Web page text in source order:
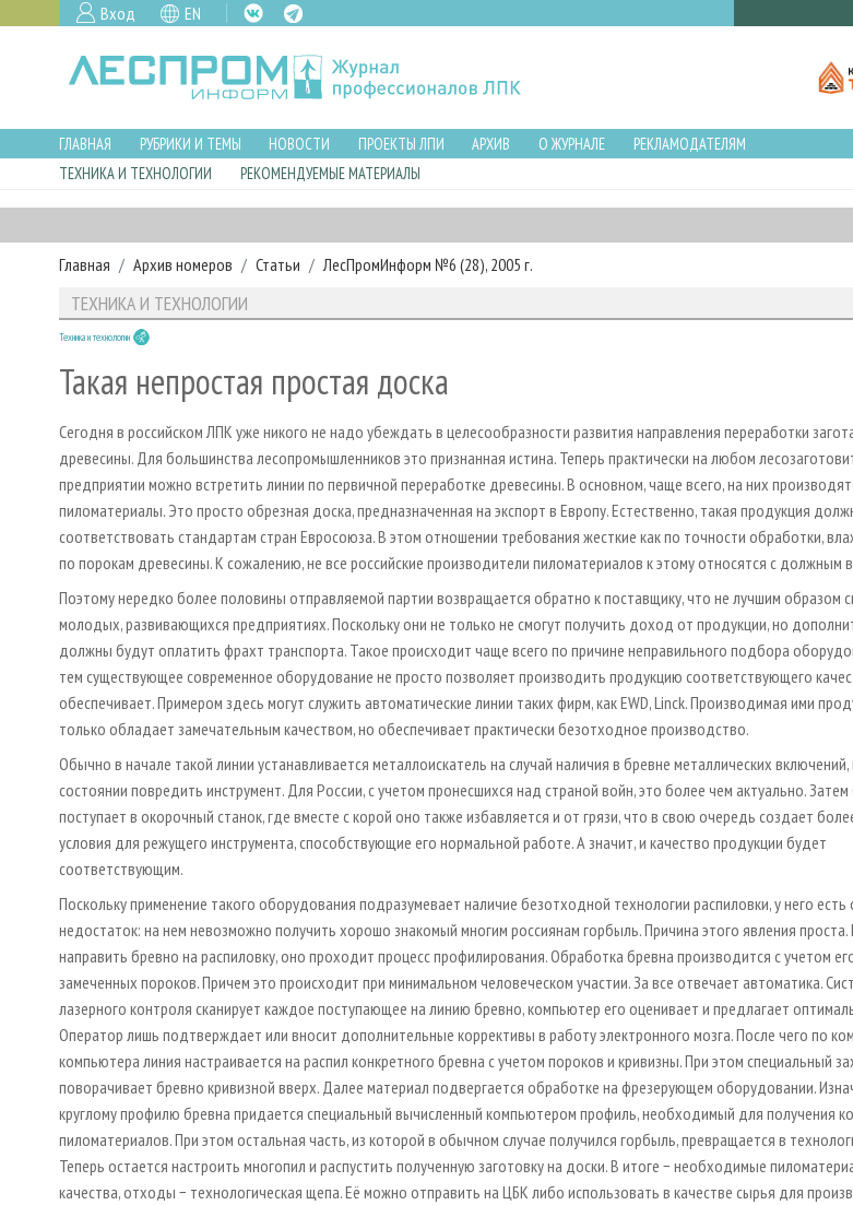
Вход EN
ГЛАВНАЯ РУБРИКИ И ТЕМЫ НОВОСТИ ПРОЕКТЫ ЛПИ АРХИВ О ЖУРНАЛЕ
РЕКЛАМОДАТЕЛЯМ
ТЕХНИКА И ТЕХНОЛОГИИ
РЕКОМЕНДУЕМЫЕ МАТЕРИАЛЫ
Главная Архив номеров Статьи ЛесПромИнформ №6 (28), 2005 г.
ТЕХНИКА И ТЕХНОЛОГИИ
Техника и технологии
Такая непростая простая доска
Сегодня в российском ЛПК уже никого не надо убеждать в целесообразности развития направления переработки
древесины. Для большинства лесопромышленников это признанная истина. Теперь практически на любом
предприятии можно встретить линии по первичной переработке древесины. В основном, чаще всего, на них
пиломатериалы. Это просто обрезная доска, предназначенная на экспорт в Европу. Естественно, такая продукция
соответствовать стандартам стран Евросоюза. В этом отношении требования жесткие как по точности обработки,
по порокам древесины. К сожалению, не все российские производители пиломатериалов к этому относятся с должным
Поэтому нередко более половины отправляемой партии возвращается обратно к поставщику, что не лучшим образом
молодых, развивающихся предприятиях. Поскольку они не только не смогут получить доход от продукции, но
должны будут оплатить фрахт транспорта. Такое происходит чаще всего по причине неправильного подбора
тем существующее современное оборудование не просто позволяет производить продукцию соответствующего
обеспечивает. Примером здесь могут служить автоматические линии таких фирм, как EWD, Linck. Производимая ими
только обладает замечательным качеством, но обеспечивает практически безотходное производство.
Обычно в начале такой линии устанавливается металлоискатель на случай наличия в бревне металлических
состоянии повредить инструмент. Для России, с учетом пронесшихся над страной войн, это более чем актуально.
поступает в окорочный станок, где вместе с корой оно также избавляется и от грязи, что в свою очередь создает
условия для режущего инструмента, способствующие его нормальной работе. А значит, и качество продукции будет
соответствующим.
Поскольку применение такого оборудования подразумевает наличие безотходной технологии распиловки, у него есть
недостаток: на нем невозможно получить хорошо знакомый многим россиянам горбыль. Причина этого явления
направить бревно на распиловку, оно проходит процесс профилирования. Обработка бревна производится с учетом
замеченных пороков. Причем это происходит при минимальном человеческом участии. За все отвечает автоматика.
лазерного контроля сканирует каждое поступающее на линию бревно, компьютер его оценивает и предлагает
Оператор лишь подтверждает или вносит дополнительные коррективы в работу электронного мозга. После чего по
компьютера линия настраивается на распил конкретного бревна с учетом пороков и кривизны. При этом специальный
поворачивает бревно кривизной вверх. Далее материал подвергается обработке на фрезерующем оборудовании.
круглому профилю бревна придается специальный вычисленный компьютером профиль, необходимый для получения
пиломатериалов. При этом остальная часть, из которой в обычном случае получился горбыль, превращается в
Теперь остается настроить многопил и распустить полученную заготовку на доски. В итоге − необходимые
качества, отходы − технологическая щепа. Её можно отправить на ЦБК либо использовать в качестве сырья для